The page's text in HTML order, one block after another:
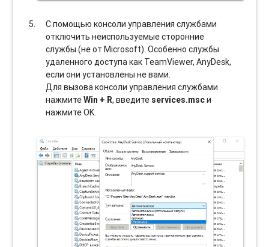
С помощью консоли управления службами
отключить неиспользуемые сторонние
службы (не от Microsoft). Особенно службы
удаленного доступа как TeamViewer, AnyDesk,
если они установлены не вами.
Для вызова консоли управления службами
нажмитеWin + R, введите services.mscи
нажмите OK.